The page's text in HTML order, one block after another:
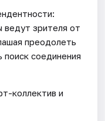
ведут зрителя от
преодолеть
поиск соединения
коллектив и